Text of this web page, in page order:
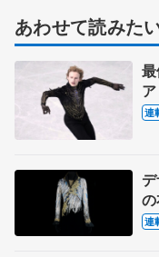
あわせて読みた
連
連